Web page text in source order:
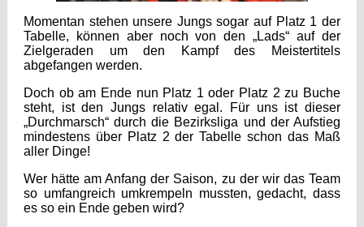
Momentan stehen unsere Jungs sogar auf Platz 1 der
Tabelle, können aber noch von den „Lads“ auf der
Zielgeraden um den Kampf des Meistertitels
abgefangen werden.
Doch ob am Ende nun Platz 1 oder Platz 2 zu Buche
steht, ist den Jungs relativ egal. Für uns ist dieser
„Durchmarsch“ durch die Bezirksliga und der Aufstieg
mindestens über Platz 2 der Tabelle schon das Maß
aller Dinge!
Wer hätte am Anfang der Saison, zu der wir das Team
so umfangreich umkrempeln mussten, gedacht, dass
es so ein Ende geben wird?